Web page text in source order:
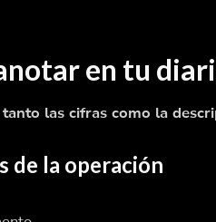
en tu
tanto las cifras como la
de la operación